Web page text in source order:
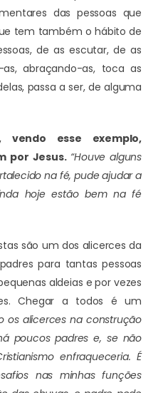
das pessoas que
tem também o hábito de
de as escutar, de as
abraçando-as, toca as
passa a ser, de alguma
vendo esse exemplo,
por Jesus. “Houve alguns
na fé, pude ajudar a
hoje estão bem na fé
são um dos alicerces da
para tantas pessoas
aldeias e por vezes
Chegar a todos é um
os alicerces na construção
poucos padres e, se não
enfraqueceria. É
nas minhas funções